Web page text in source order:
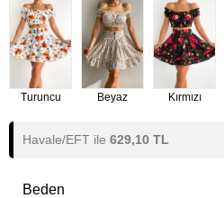
Turuncu Beyaz Kırmızı
Havale/EFT ile 629,10 TL
Beden